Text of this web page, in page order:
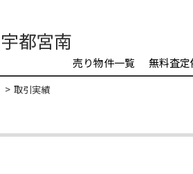
売り物件一覧 無料査定
取引実績